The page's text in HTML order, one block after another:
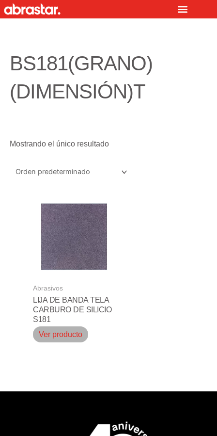
al
BS181(GRANO)
(DIMENSIÓN)T
Mostrando el único resultado
Abrasivos
LIJA DE BANDA TELA
CARBURO DE SILICIO
S181
Ver producto